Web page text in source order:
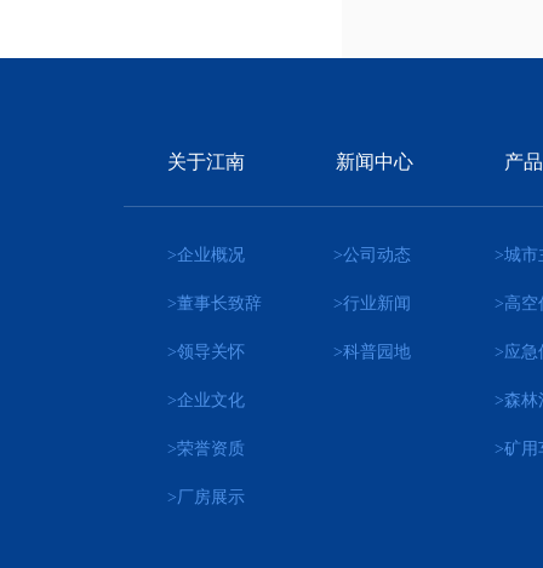
关于江南 新闻中心 产
>企业概况
>董事长致辞
>领导关怀
>企业文化
>荣誉资质
>厂房展示
>公司动态
>行业新闻
>科普园地
>城市
>高空
>应急
>森林
>矿用